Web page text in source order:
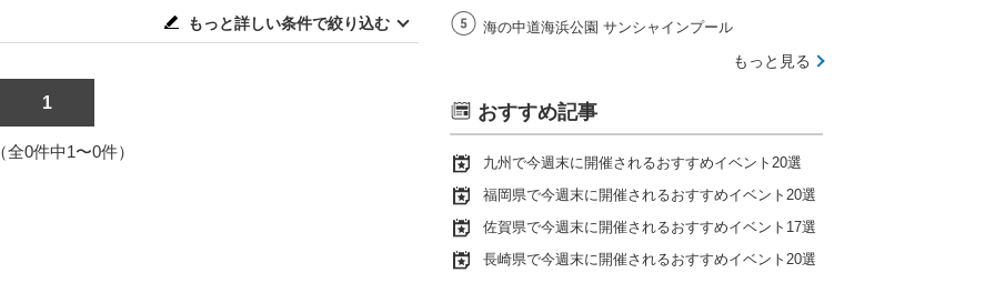
もっと詳しい条件で絞り込む
1
全0件中1〜0件）
海の中道海浜公園 サンシャインプール
もっと見る
おすすめ記事
九州で今週末に開催されるおすすめイベント20選
福岡県で今週末に開催されるおすすめイベント20選
佐賀県で今週末に開催されるおすすめイベント17選
長崎県で今週末に開催されるおすすめイベント20選